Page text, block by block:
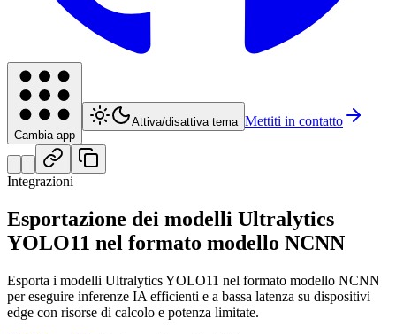
Cambia app
Attiva/disattiva tema Mettiti in contatto
Integrazioni
Esportazione dei modelli Ultralytics
YOLO11 nel formato modello NCNN
Esporta i modelli Ultralytics YOLO11 nel formato modello NCNN
per eseguire inferenze IA efficienti e a bassa latenza su dispositivi
edge con risorse di calcolo e potenza limitate.